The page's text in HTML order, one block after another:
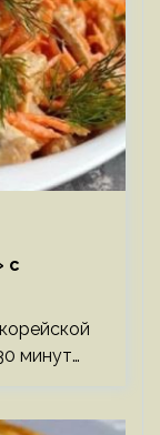
с
минут…